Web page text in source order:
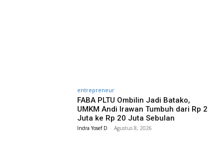
entrepreneur
FABA PLTU Ombilin Jadi Batako,
UMKM Andi Irawan Tumbuh dari Rp 2
Juta ke Rp 20 Juta Sebulan
Indra Yosef D - Agustus 8, 2026